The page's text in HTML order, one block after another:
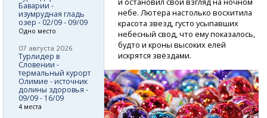
небе. Лютера настолько восхитила
красота звезд, густо усыпавших
небесный свод, что ему показалось,
будто и кроны высоких елей
искрятся звёздами.
Баварии -
изумрудная гладь
озер - 02/09 - 09/09
Одно место
07 августа 2026
Турлидер в
Словении -
термальный курорт
Олимие - источник
долины здоровья -
09/09 - 16/09
4 места